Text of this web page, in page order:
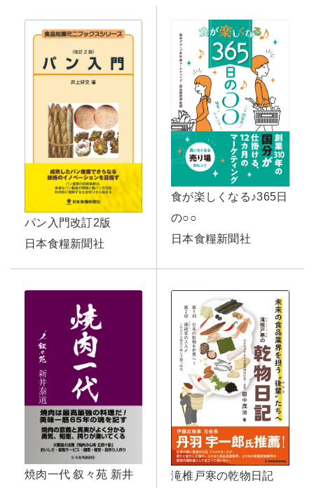
パン入門改訂2版
日本食糧新聞社
食が楽しくなる♪365日
の○○
日本食糧新聞社
焼肉一代 叙々苑 新井
滝椎戸寒の乾物日記